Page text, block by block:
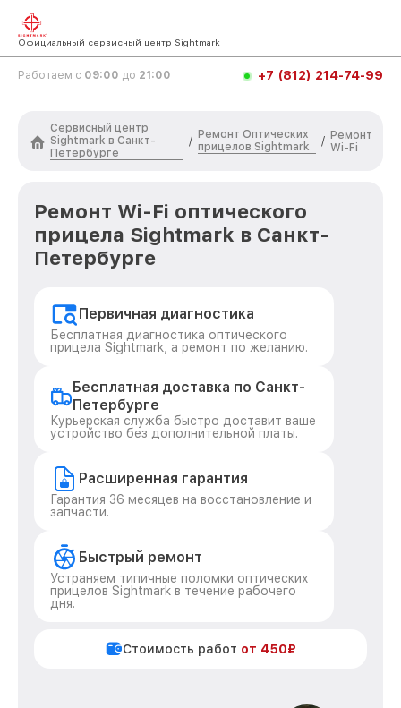
Официальный сервисный центр Sightmark
Работаем с 09:00 до 21:00 +7 (812) 214-74-99
Сервисный центр
Sightmark в Санкт-
Петербурге
/
Ремонт Оптических
прицелов Sightmark
/ Ремонт
Wi-Fi
Ремонт Wi-Fi оптического
прицела Sightmark в Санкт-
Петербурге
Первичная диагностика
Бесплатная диагностика оптического
прицела Sightmark, а ремонт по желанию.
Бесплатная доставка по Санкт-
Петербурге
Курьерская служба быстро доставит ваше
устройство без дополнительной платы.
Расширенная гарантия
Гарантия 36 месяцев на восстановление и
запчасти.
Быстрый ремонт
Устраняем типичные поломки оптических
прицелов Sightmark в течение рабочего
дня.
Стоимость работ от 450₽